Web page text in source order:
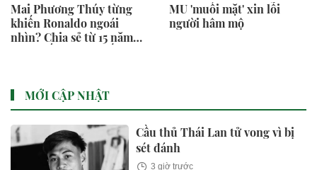
Mai Phương Thúy từng
khiến Ronaldo ngoái
nhìn? Chia sẻ từ 15 năm
MU 'muối mặt' xin lỗi
người hâm mộ
MỚI CẬP NHẬT
Cầu thủ Thái Lan tử vong vì bị
sét đánh
3 giờ trước